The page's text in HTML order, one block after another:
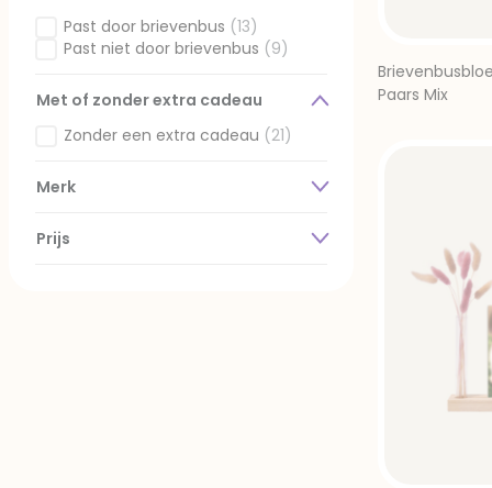
Past door brievenbus (13)
Gefilterd op Past door de brievenbus?: Past door
Past niet door brievenbus (9)
Gefilterd op Past door de brievenbus?: Past niet door
Met of zonder extra cadeau
Zonder een extra cadeau (21)
Merk
Prijs
Paars Mix